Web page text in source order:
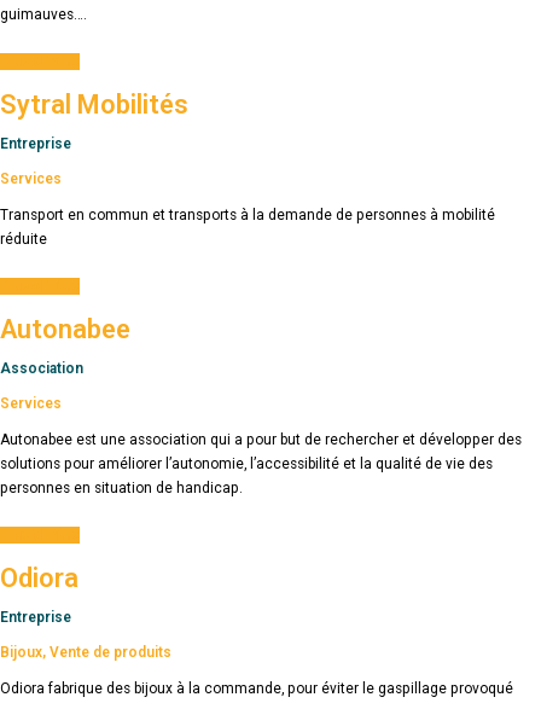
guimauves….
Sytral Mobilités
Entreprise
Services
Transport en commun et transports à la demande de personnes à mobilité
réduite
Autonabee
Association
Services
Autonabee est une association qui a pour but de rechercher et développer des
solutions pour améliorer l’autonomie, l’accessibilité et la qualité de vie des
personnes en situation de handicap.
Odiora
Entreprise
Bijoux, Vente de produits
Odiora fabrique des bijoux à la commande, pour éviter le gaspillage provoqué